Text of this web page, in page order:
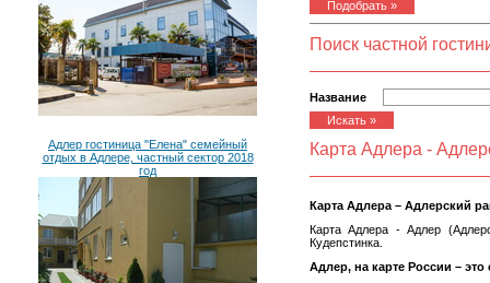
Адлер гостиница "Елена" семейный
отдых в Адлере, частный сектор 2018
год
Поиск частной
Название
Карта Адлера -
Карта Адлера – Адлерский
Карта Адлера - Адлер
Кудепстинка.
Адлер, на карте России –